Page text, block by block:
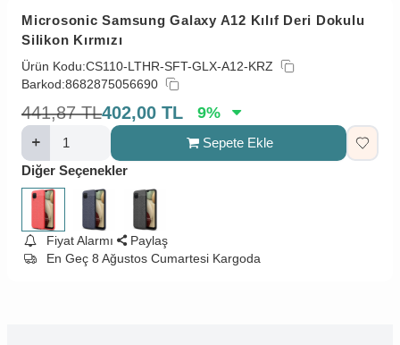
Microsonic Samsung Galaxy A12 Kılıf Deri Dokulu
Silikon Kırmızı
Ürün Kodu:CS110-LTHR-SFT-GLX-A12-KRZ
Barkod:8682875056690
441,87 TL402,00 TL 9%
Sepete Ekle
Diğer Seçenekler
Fiyat Alarmı
Paylaş
En Geç 8 Ağustos Cumartesi Kargoda